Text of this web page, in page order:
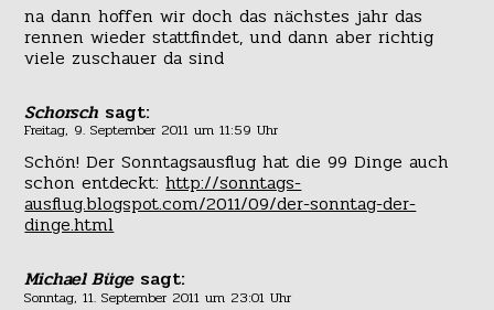
na dann hoffen wir doch das nächstes jahr das
rennen wieder stattfindet, und dann aber richtig
viele zuschauer da sind
Schorsch sagt:
Freitag, 9. September 2011 um 11:59 Uhr
Schön! Der Sonntagsausflug hat die 99 Dinge auch
schon entdeckt:http://sonntags-
ausflug.blogspot.com/2011/09/der-sonntag-der-
dinge.html
Michael Büge sagt:
Sonntag, 11. September 2011 um 23:01 Uhr